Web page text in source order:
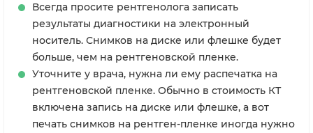
Всегда просите рентгенолога записать
результаты диагностики на электронный
носитель. Снимков на диске или флешке будет
больше, чем на рентгеновской пленке.
Уточните у врача, нужна ли ему распечатка на
рентгеновской пленке. Обычно в стоимость КТ
включена запись на диске или флешке, а вот
печать снимков на рентген-пленке иногда нужно